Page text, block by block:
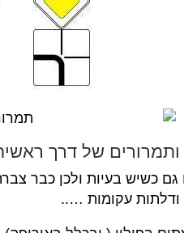
של דרך
גם כשיש בעיות ולכן כבר
עקומות …..